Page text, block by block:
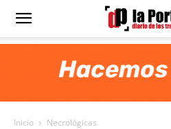
Diario
Inicio Necrológicas